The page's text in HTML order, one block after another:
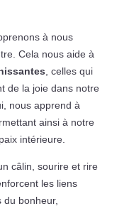
à nous
Cela nous aide à
, celles qui
de la joie dans notre
nous apprend à
ainsi à notre
intérieure.
câlin, sourire et rire
les liens
bonheur,